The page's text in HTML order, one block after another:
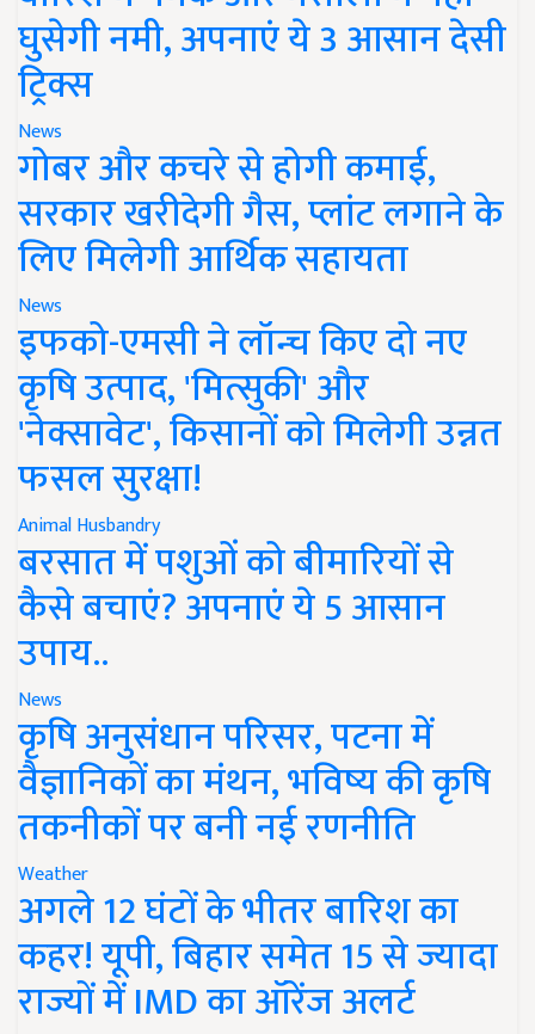
घुसेगी नमी, अपनाएं ये 3 आसान देसी
ट्रिक्स
News
गोबर और कचरे से होगी कमाई,
सरकार खरीदेगी गैस, प्लांट लगाने के
लिए मिलेगी आर्थिक सहायता
News
इफको-एमसी ने लॉन्च किए दो नए
कृषि उत्पाद, 'मित्सुकी' और
'नेक्सावेट', किसानों को मिलेगी उन्नत
फसल सुरक्षा!
Animal Husbandry
बरसात में पशुओं को बीमारियों से
कैसे बचाएं? अपनाएं ये 5 आसान
उपाय..
News
कृषि अनुसंधान परिसर, पटना में
वैज्ञानिकों का मंथन, भविष्य की कृषि
तकनीकों पर बनी नई रणनीति
Weather
अगले 12 घंटों के भीतर बारिश का
कहर! यूपी, बिहार समेत 15 से ज्यादा
राज्यों में IMD का ऑरेंज अलर्ट